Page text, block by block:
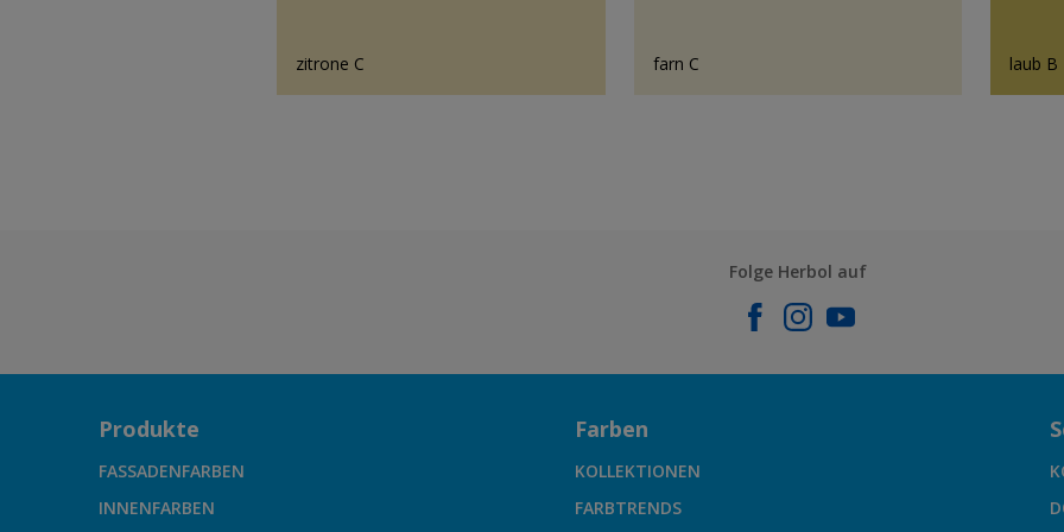
zitrone C farn C laub B
Folge Herbol auf
Produkte
FASSADENFARBEN
INNENFARBEN
Farben
KOLLEKTIONEN
FARBTRENDS